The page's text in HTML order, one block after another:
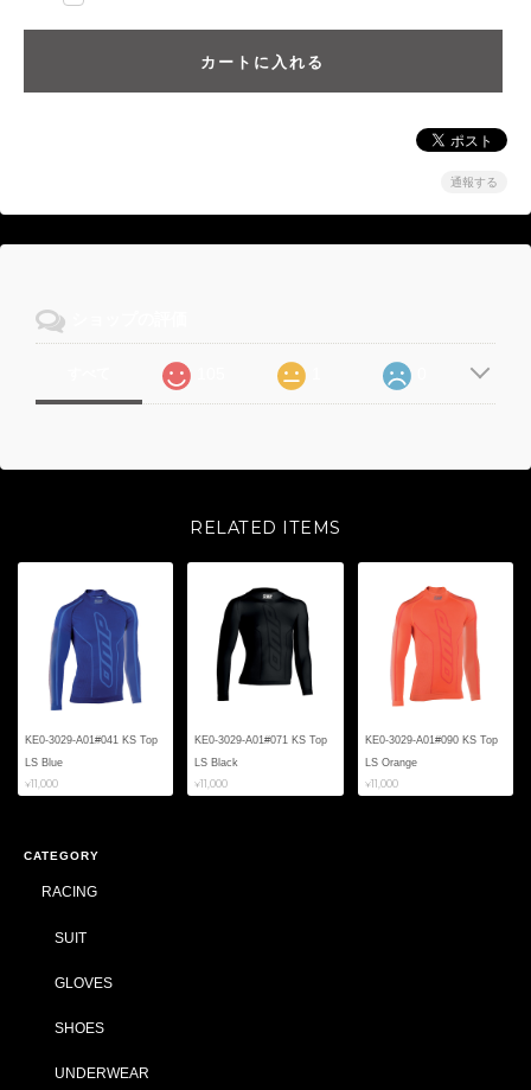
通報する
RELATED ITEMS
KE0-3029-A01#041 KS Top
LS Blue
¥11,000
KE0-3029-A01#071 KS Top
LS Black
¥11,000
KE0-3029-A01#090 KS Top
LS Orange
¥11,000
CATEGORY
RACING
SUIT
GLOVES
SHOES
UNDERWEAR